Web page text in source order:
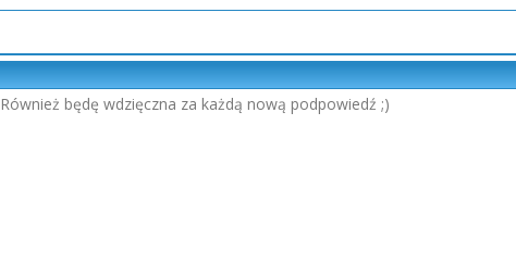
Również będę wdzięczna za każdą nową podpowiedź ;)